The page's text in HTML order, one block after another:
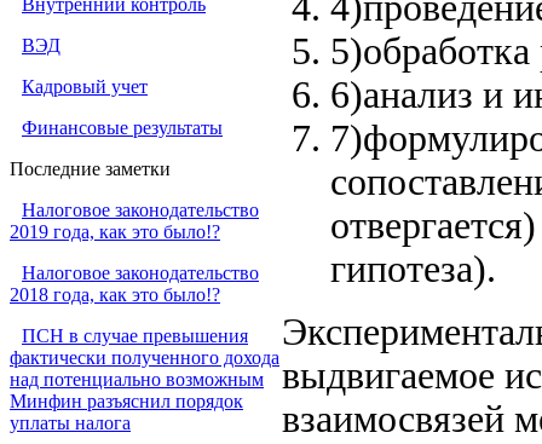
Внутренний контроль
ВЭД
Кадровый учет
Финансовые результаты
Последние заметки
Налоговое законодательство
2019 года, как это было!?
Налоговое законодательство
2018 года, как это было!?
ПСН в случае превышения
фактически полученного дохода
над потенциально возможным
Минфин разъяснил порядок
уплаты налога
5)обработка
6)анализ и
гипотеза).
выдвигаемое
взаимосвязей